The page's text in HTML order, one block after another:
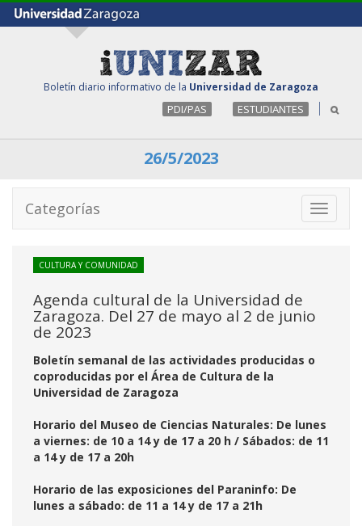
Boletín diario informativo de la Universidad de Zaragoza
PDI/PAS ESTUDIANTES
26/5/2023
Toggle
Categorías
CULTURA Y COMUNIDAD
Agenda cultural de la Universidad de
Zaragoza. Del 27 de mayo al 2 de junio
de 2023
Boletín semanal de las actividades producidas o
coproducidas por el Área de Cultura de la
Universidad de Zaragoza
Horario del Museo de Ciencias Naturales: De lunes
a viernes: de 10 a 14 y de 17 a 20 h / Sábados: de 11
a 14 y de 17 a 20h
Horario de las exposiciones del Paraninfo: De
lunes a sábado: de 11 a 14 y de 17 a 21h